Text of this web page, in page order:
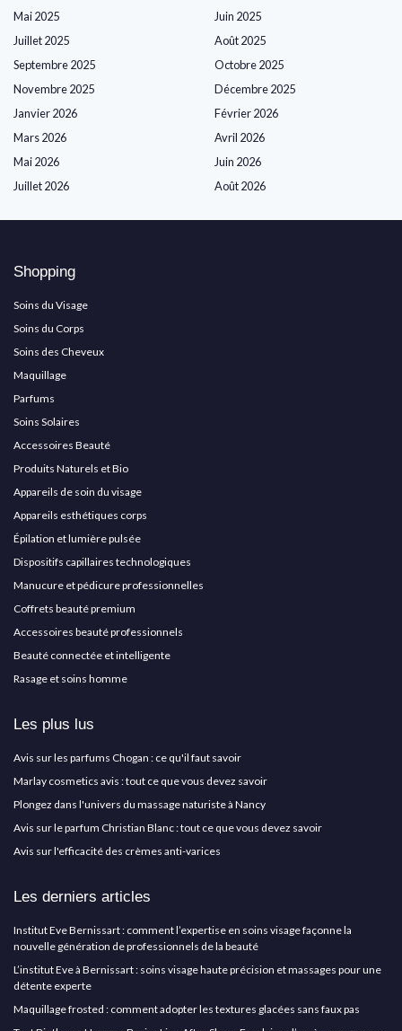
Mai 2025
Juin 2025
Juillet 2025
Août 2025
Septembre 2025
Octobre 2025
Novembre 2025
Décembre 2025
Janvier 2026
Février 2026
Mars 2026
Avril 2026
Mai 2026
Juin 2026
Juillet 2026
Août 2026
Shopping
Soins du Visage
Soins du Corps
Soins des Cheveux
Maquillage
Parfums
Soins Solaires
Accessoires Beauté
Produits Naturels et Bio
Appareils de soin du visage
Appareils esthétiques corps
Épilation et lumière pulsée
Dispositifs capillaires technologiques
Manucure et pédicure professionnelles
Coffrets beauté premium
Accessoires beauté professionnels
Beauté connectée et intelligente
Rasage et soins homme
Les plus lus
Avis sur les parfums Chogan : ce qu'il faut savoir
Marlay cosmetics avis : tout ce que vous devez savoir
Plongez dans l'univers du massage naturiste à Nancy
Avis sur le parfum Christian Blanc : tout ce que vous devez savoir
Avis sur l'efficacité des crèmes anti-varices
Les derniers articles
Institut Eve Bernissart : comment l’expertise en soins visage façonne la
nouvelle génération de professionnels de la beauté
L’institut Eve à Bernissart : soins visage haute précision et massages pour une
détente experte
Maquillage frosted : comment adopter les textures glacées sans faux pas